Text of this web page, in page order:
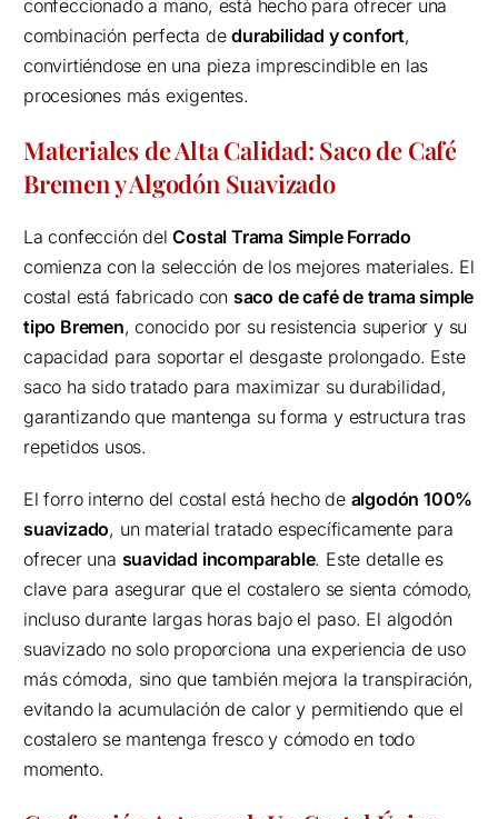
confeccionado a mano, está hecho para ofrecer una
combinación perfecta dedurabilidad y confort,
convirtiéndose en una pieza imprescindible en las
procesiones más exigentes.
Materiales de Alta Calidad: Saco de Café
Bremen y Algodón Suavizado
La confección delCostal Trama Simple Forrado
comienza con la selección de los mejores materiales. El
costal está fabricado con saco de café de trama simple
tipo Bremen, conocido por su resistencia superior y su
capacidad para soportar el desgaste prolongado. Este
saco ha sido tratado para maximizar su durabilidad,
garantizando que mantenga su forma y estructura tras
repetidos usos.
El forro interno del costal está hecho de algodón 100%
suavizado, un material tratado específicamente para
ofrecer una suavidad incomparable. Este detalle es
clave para asegurar que el costalero se sienta cómodo,
incluso durante largas horas bajo el paso. El algodón
suavizado no solo proporciona una experiencia de uso
más cómoda, sino que también mejora la transpiración,
evitando la acumulación de calor y permitiendo que el
costalero se mantenga fresco y cómodo en todo
momento.